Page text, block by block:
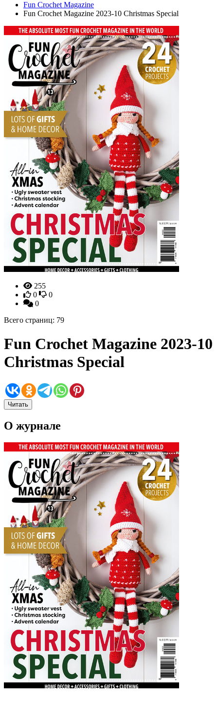
Fun Crochet Magazine
Fun Crochet Magazine 2023-10 Christmas Special
255
0
0
0
Всего страниц: 79
Fun Crochet Magazine 2023-10
Christmas Special
Читать
О журнале